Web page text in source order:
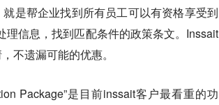
是帮企业找到所有员工可以有资格享受到
信息，找到匹配条件的政策条文。Inssait
不遗漏可能的优惠。
Package”是目前inssait客户最看重的功